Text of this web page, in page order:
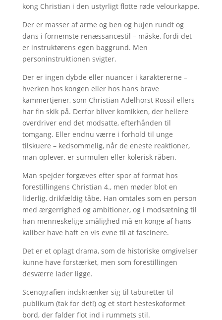
kong Christian i den ustyrligt flotte røde velourkappe.
Der er masser af arme og ben og hujen rundt og
dans i fornemste renæssancestil – måske, fordi det
er instruktørens egen baggrund. Men
personinstruktionen svigter.
Der er ingen dybde eller nuancer i karaktererne –
hverken hos kongen eller hos hans brave
kammertjener, som Christian Adelhorst Rossil ellers
har fin skik på. Derfor bliver komikken, der hellere
overdriver end det modsatte, efterhånden til
tomgang. Eller endnu værre i forhold til unge
tilskuere – kedsommelig, når de eneste reaktioner,
man oplever, er surmulen eller kolerisk råben.
Man spejder forgæves efter spor af format hos
forestillingens Christian 4., men møder blot en
liderlig, drikfældig tåbe. Han omtales som en person
med ærgerrighed og ambitioner, og i modsætning til
han menneskelige smålighed må en konge af hans
kaliber have haft en vis evne til at fascinere.
Det er et oplagt drama, som de historiske omgivelser
kunne have forstærket, men som forestillingen
desværre lader ligge.
Scenografien indskrænker sig til taburetter til
publikum (tak for det!) og et stort hesteskoformet
bord, der falder flot ind i rummets stil.